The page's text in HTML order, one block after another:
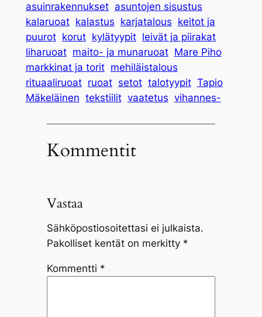
asuinrakennukset asuntojen sisustus
kalaruoat kalastus karjatalous keitot ja
puurot korut kylätyypit leivät ja piirakat
liharuoat maito- ja munaruoat Mare Piho
markkinat ja torit mehiläistalous
rituaaliruoat ruoat setot talotyypit Tapio
Mäkeläinen tekstiilit vaatetus vihannes-
Kommentit
Vastaa
Sähköpostiosoitettasi ei julkaista.
Pakolliset kentät on merkitty *
Kommentti *